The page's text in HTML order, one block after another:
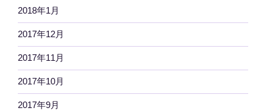
2018年1月
2017年12月
2017年11月
2017年10月
2017年9月